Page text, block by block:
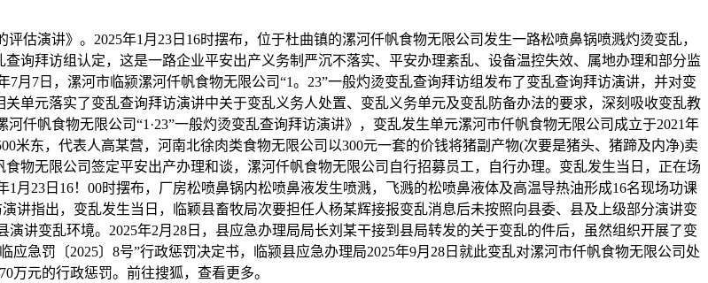
演讲》。2025年1月23日16时摆布，位于杜曲镇的漯河仟帆食物无限公司发生一路松喷鼻锅喷溅灼烫变乱，
询拜访组认定，这是一路企业平安出产义务制严沉不落实、平安办理紊乱、设备温控失效、属地办理和部分监
月7日，漯河市临颍漯河仟帆食物无限公司“1。23”一般灼烫变乱查询拜访组发布了变乱查询拜访演讲，并对变
单元落实了变乱查询拜访演讲中关于变乱义务人处置、变乱义务单元及变乱防备办法的要求，深刻吸收变乱教
仟帆食物无限公司“1·23”一般灼烫变乱查询拜访演讲》，变乱发生单元漯河市仟帆食物无限公司成立于2021年
米东，代表人高某营，河南北徐肉类食物无限公司以300元一套的价钱将猪副产物(次要是猪头、猪蹄及内净)卖
物无限公司签定平安出产办理和谈，漯河仟帆食物无限公司自行招募员工，自行办理。变乱发生当日，正在场
月23日16！00时摆布，厂房松喷鼻锅内松喷鼻液发生喷溅，飞溅的松喷鼻液体及高温导热油形成16名现场功课
讲指出，变乱发生当日，临颖县畜牧局次要担任人杨某辉接报变乱消息后未按照向县委、县及上级部分演讲变
讲变乱环境。2025年2月28日，县应急办理局局长刘某干接到县局转发的关于变乱的件后，虽然组织开展了变
急罚〔2025〕8号”行政惩罚决定书，临颍县应急办理局2025年9月28日就此变乱对漯河市仟帆食物无限公司处
万元的行政惩罚。前往搜狐，查看更多。